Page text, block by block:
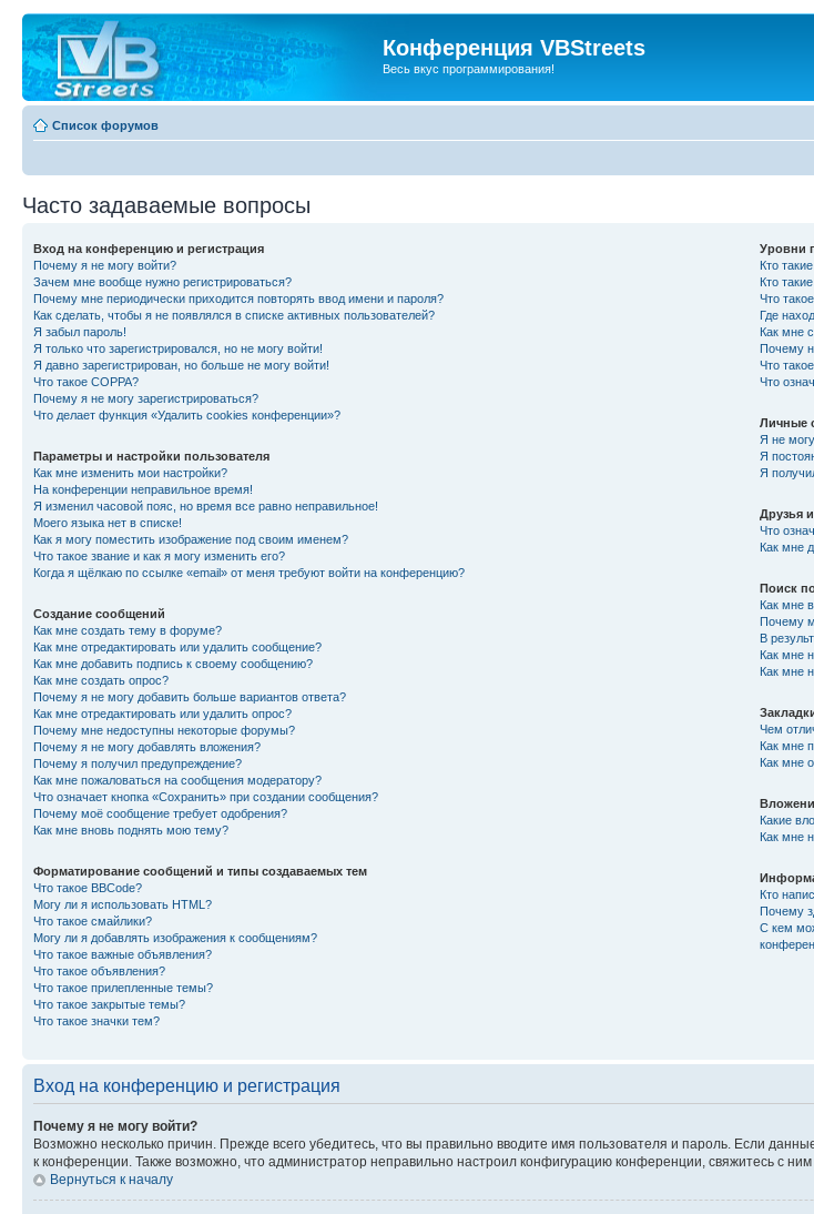
Конференция VBStreets
Весь вкус программирования!
Список форумов
Часто задаваемые вопросы
Вход на конференцию и регистрация
Почему я не могу войти?
Зачем мне вообще нужно регистрироваться?
Почему мне периодически приходится повторять ввод имени и пароля?
Как сделать, чтобы я не появлялся в списке активных пользователей?
Я забыл пароль!
Я только что зарегистрировался, но не могу войти!
Я давно зарегистрирован, но больше не могу войти!
Что такое COPPA?
Почему я не могу зарегистрироваться?
Что делает функция «Удалить cookies конференции»?
Параметры и настройки пользователя
Как мне изменить мои настройки?
На конференции неправильное время!
Я изменил часовой пояс, но время все равно неправильное!
Моего языка нет в списке!
Как я могу поместить изображение под своим именем?
Что такое звание и как я могу изменить его?
Когда я щёлкаю по ссылке «email» от меня требуют войти на конференцию?
Создание сообщений
Как мне создать тему в форуме?
Как мне отредактировать или удалить сообщение?
Как мне добавить подпись к своему сообщению?
Как мне создать опрос?
Почему я не могу добавить больше вариантов ответа?
Как мне отредактировать или удалить опрос?
Почему мне недоступны некоторые форумы?
Почему я не могу добавлять вложения?
Почему я получил предупреждение?
Как мне пожаловаться на сообщения модератору?
Что означает кнопка «Сохранить» при создании сообщения?
Почему моё сообщение требует одобрения?
Как мне вновь поднять мою тему?
Форматирование сообщений и типы создаваемых тем
Что такое BBCode?
Могу ли я использовать HTML?
Что такое смайлики?
Могу ли я добавлять изображения к сообщениям?
Что такое важные объявления?
Что такое объявления?
Что такое прилепленные темы?
Что такое закрытые темы?
Что такое значки тем?
Уровни
Кто
Кто
Что
Где
Как мне
Почему
Что
Что
Личные
Я не
Я
Я
Друзья
Что
Как мне
Поиск
Как мне
Почему
В
Как мне
Как мне
Чем
Как мне
Как мне
Какие
Как мне
Кто
Почему
С кем
Вход на конференцию и регистрация
Почему я не могу войти?
Возможно несколько причин. Прежде всего убедитесь, что вы правильно вводите имя пользователя и пароль. Если
к конференции. Также возможно, что администратор неправильно настроил конфигурацию конференции, свяжитесь с ним
Вернуться к началу